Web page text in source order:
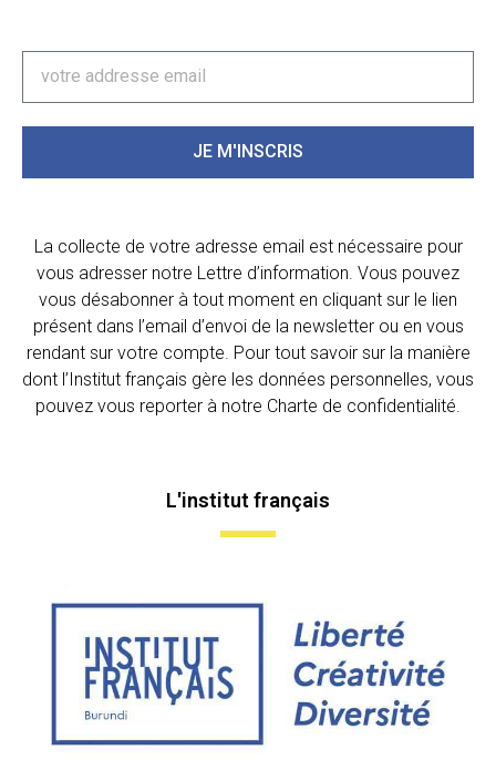
JE M'INSCRIS
La collecte de votre adresse email est nécessaire pour
vous adresser notre Lettre d’information. Vous pouvez
vous désabonner à tout moment en cliquant sur le lien
présent dans l’email d’envoi de la newsletter ou en vous
rendant sur votre compte. Pour tout savoir sur la manière
dont l’Institut français gère les données personnelles, vous
pouvez vous reporter à notre Charte de confidentialité.
L'institut français